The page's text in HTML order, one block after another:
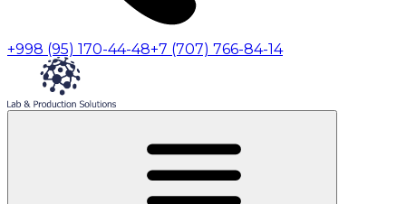
+998 (95) 170-44-48+7 (707) 766-84-14